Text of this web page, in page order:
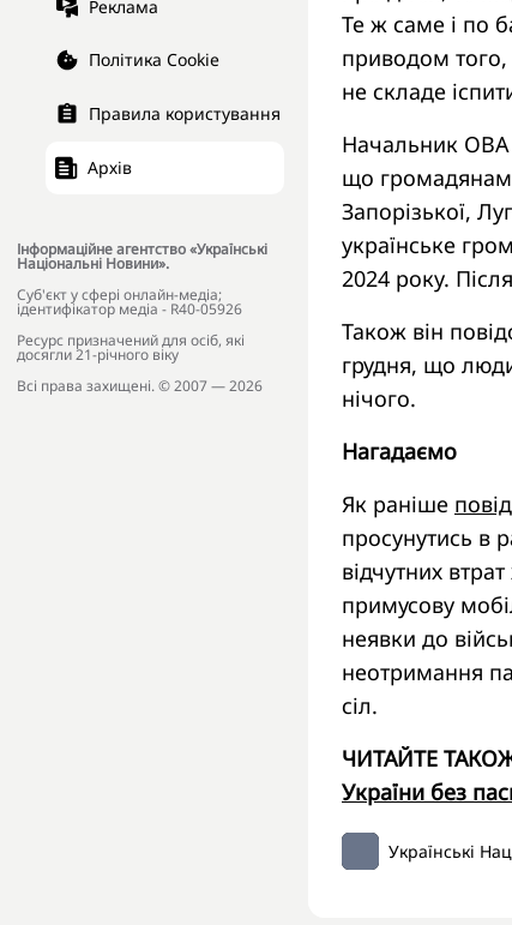
Реклама
Політика Cookie
Правила користування
Архів
Інформаційне агентство «Українські
Національні Новини».
Cуб'єкт у сфері онлайн-медіа;
ідентифікатор медіа - R40-05926
Ресурс призначений для осіб, які
досягли 21-річного віку
Всі права захищені. © 2007 — 2026
Те ж саме і по
приводом
не складе
Начальник ОВА
що громадянам
Запорізької,
українське
2024 року.
Також він
грудня, що
нічого.
Нагадаємо
Як раніше
просунутись в
відчутних
примусову
неявки до
неотримання
сіл.
ЧИТАЙТЕ
України без
Українські